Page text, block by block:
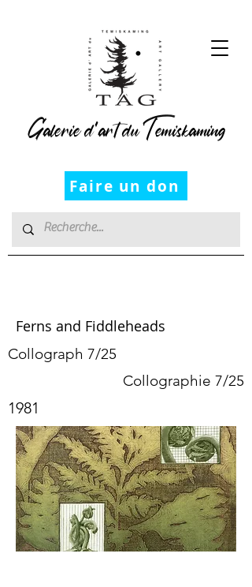
Faire un don
Galerie d’art du Temiskaming
Ferns and Fiddleheads
Collograph 7/25
Collographie 7/25
1981